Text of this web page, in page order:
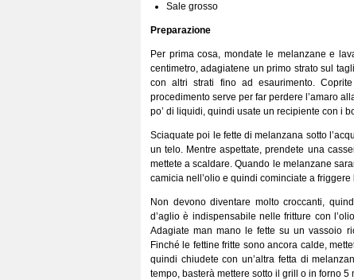
Sale grosso
Preparazione
Per prima cosa, mondate le melanzane e
centimetro, adagiatene un primo strato sul
con altri strati fino ad esaurimento.
procedimento serve per far perdere l’amaro
po’ di liquidi, quindi usate un recipiente con i
Sciaquate poi le fette di melanzana sotto
un telo. Mentre aspettate, prendete una
mettete a scaldare. Quando le melanzane
camicia nell’olio e quindi cominciate a
Non devono diventare molto croccanti,
d’aglio è indispensabile nelle fritture con
Adagiate man mano le fette su un vassoio
Finché le fettine fritte sono ancora calde,
quindi chiudete con un’altra fetta di
tempo, basterà mettere sotto il grill o in forno